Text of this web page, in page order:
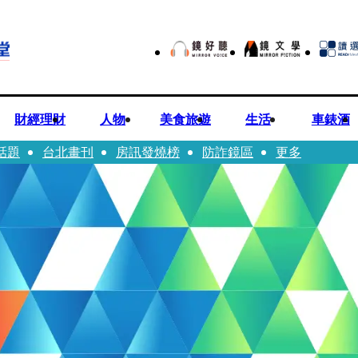
財經理財 人物 美食旅遊 生活
車錶酒
題
台北畫刊 房訊發燒榜 防詐鏡區 更多